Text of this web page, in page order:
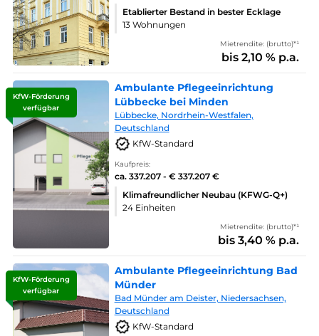
Etablierter Bestand in bester Ecklage
13 Wohnungen
Mietrendite: (brutto)*¹
bis 2,10 % p.a.
KfW-Förderung
verfügbar
Ambulante Pflegeeinrichtung
Lübbecke bei Minden
Lübbecke, Nordrhein-Westfalen,
Deutschland
KfW-Standard
Kaufpreis:
ca. 337.207 - € 337.207 €
Klimafreundlicher Neubau (KFWG-Q+)
24 Einheiten
Mietrendite: (brutto)*¹
bis 3,40 % p.a.
KfW-Förderung
verfügbar
Ambulante Pflegeeinrichtung Bad
Münder
Bad Münder am Deister, Niedersachsen,
Deutschland
KfW-Standard